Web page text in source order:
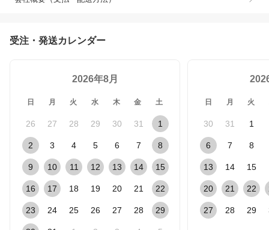
受注・発送カレンダー
2026年8月
日 月 火 水 木 金 土
26 27 28 29 30 31 1
2 3 4 5 6 7 8
9 10 11 12 13 14 15
16 17 18 19 20 21 22
23 24 25 26 27 28 29
日 月 火
30 31 1
6 7 8
13 14 15
20 21 22
27 28 29